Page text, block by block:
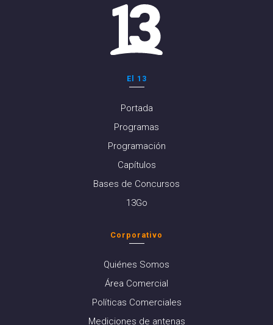
El 13
Portada
Programas
Programación
Capítulos
Bases de Concursos
13Go
Corporativo
Quiénes Somos
Área Comercial
Políticas Comerciales
Mediciones de antenas